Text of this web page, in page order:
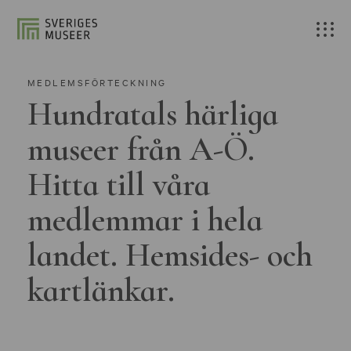
MEDLEMSFÖRTECKNING
Hundratals härliga
museer från A-Ö.
Hitta till våra
medlemmar i hela
landet. Hemsides- och
kartlänkar.